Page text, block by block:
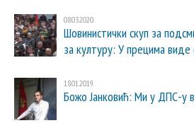
08.03.2020.
Шовинистички скуп за
за културу: У прецима виде
18.01.2019.
Божо Јанковић: Ми у ДПС-у